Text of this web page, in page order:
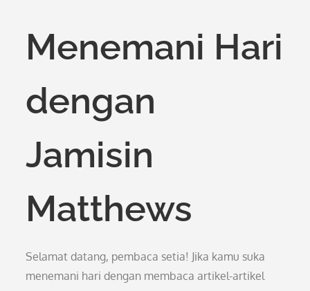
Menemani Hari
dengan
Jamisin
Matthews
Selamat datang, pembaca setia! Jika kamu suka
menemani hari dengan membaca artikel-artikel